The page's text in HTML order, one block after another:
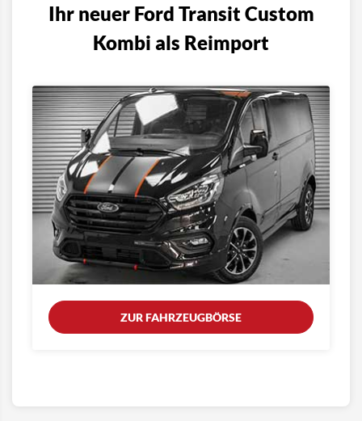
Ihr neuer Ford Transit Custom
Kombi als Reimport
ZUR FAHRZEUGBÖRSE